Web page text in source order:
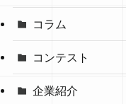
コラム
コンテスト
企業紹介